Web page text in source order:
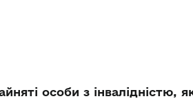
особи з інвалідністю,